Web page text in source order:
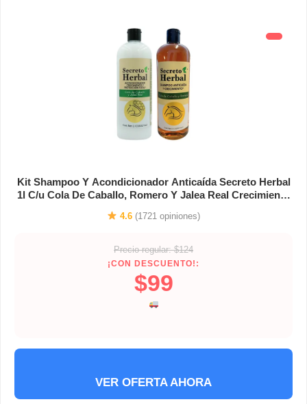
Kit Shampoo Y Acondicionador Anticaída Secreto Herbal
1l C/u Cola De Caballo, Romero Y Jalea Real Crecimiento
Cabello
4.6 (1721 opiniones)
Precio regular: $124
¡CON DESCUENTO!:
$99
VER OFERTA AHORA